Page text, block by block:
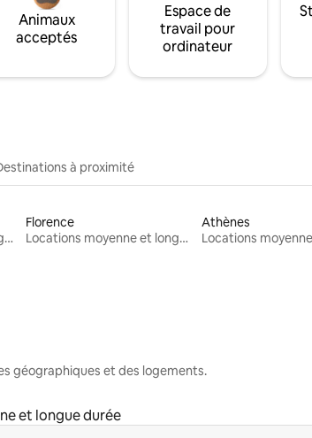
Animaux
acceptés
Espace de
travail pour
ordinateur
à proximité
Locations moyenne et longue durée
Florence
Locations moyenne et longue durée
Athènes
géographiques et des logements.
et longue durée